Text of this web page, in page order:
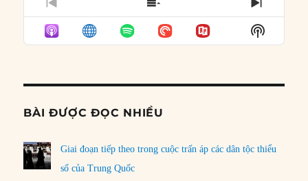
PREVIOUS
EPISODE
SHOW
EPISODES
LIST
NEXT
Show
Podcast
BÀI ĐƯỢC ĐỌC NHIỀU
Giai đoạn tiếp theo trong cuộc trấn áp các dân tộc thiểu
số của Trung Quốc